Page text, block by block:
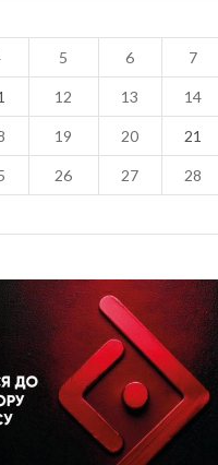
5 6 7
12 13 14
19 20 21
26 27 28